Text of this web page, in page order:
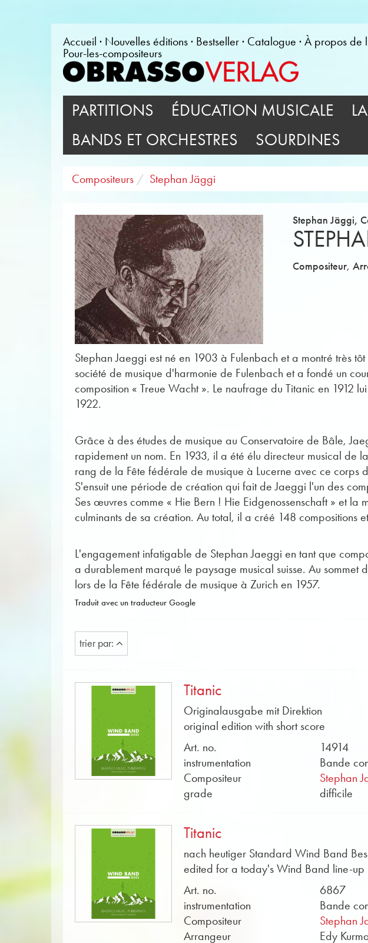
Accueil Nouvelles éditions Bestseller Catalogue
À propos de
Pour-les-compositeurs
PARTITIONS ÉDUCATION MUSICALE
BANDS ET ORCHESTRES
SOURDINES
Compositeurs Stephan Jäggi
Stephan Jäggi,
Compositeur,
Stephan Jaeggi est né en 1903 à Fulenbach et a montré très
société de musique d'harmonie de Fulenbach et a fondé un
composition « Treue Wacht ». Le naufrage du Titanic en 1912
1922.
Grâce à des études de musique au Conservatoire de Bâle,
rapidement un nom. En 1933, il a été élu directeur musical de
rang de la Fête fédérale de musique à Lucerne avec ce corps
S'ensuit une période de création qui fait de Jaeggi l'un des
Ses œuvres comme « Hie Bern ! Hie Eidgenossenschaft » et la
culminants de sa création. Au total, il a créé 148 compositions
L'engagement infatigable de Stephan Jaeggi en tant que
a durablement marqué le paysage musical suisse. Au
lors de la Fête fédérale de musique à Zurich en 1957.
Traduit avec un traducteur Google
trier par:
Titanic
Originalausgabe mit Direktion
original edition with short score
Art. no.
14914
instrumentation
Bande
Compositeur
Stephan
grade
difficile
Titanic
nach heutiger Standard Wind Band
edited for a today's Wind Band line-up
Art. no.
6867
instrumentation
Bande
Compositeur
Stephan
Arrangeur
Edy